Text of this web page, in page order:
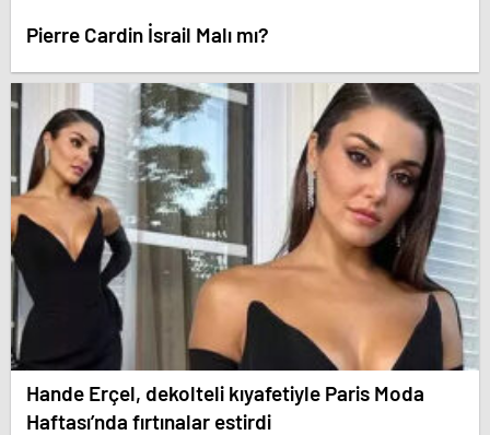
Pierre Cardin İsrail Malı mı?
Hande Erçel, dekolteli kıyafetiyle Paris Moda
Haftası’nda fırtınalar estirdi